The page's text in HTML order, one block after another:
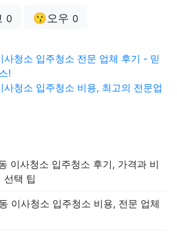
0 😗오우 0
사청소 입주청소 전문 업체 후기 - 믿
!
사청소 입주청소 비용, 최고의 전문업
이사청소 입주청소 후기, 가격과 비
선택 팁
이사청소 입주청소 비용, 전문 업체